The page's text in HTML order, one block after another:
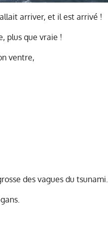
arriver, et il est arrivé !
plus que vraie !
ventre,
des vagues du tsunami.